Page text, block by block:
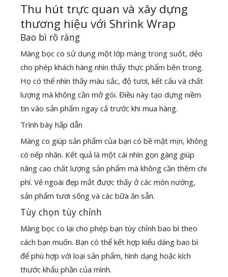
Thu hút trực quan và xây dựng
thương hiệu với Shrink Wrap
Bao bì rõ ràng
Màng bọc co sử dụng một lớp màng trong suốt, dẻo
cho phép khách hàng nhìn thấy thực phẩm bên trong.
Họ có thể nhìn thấy màu sắc, độ tươi, kết cấu và chất
lượng mà không cần mở gói. Điều này tạo dựng niềm
tin vào sản phẩm ngay cả trước khi mua hàng.
Trình bày hấp dẫn
Màng co giúp sản phẩm của bạn có bề mặt mịn, không
có nếp nhăn. Kết quả là một cái nhìn gọn gàng giúp
nâng cao chất lượng sản phẩm mà không cần thêm chi
phí. Vẻ ngoài đẹp mắt được thấy ở các món nướng,
sản phẩm tươi sống và các bữa ăn sẵn.
Tùy chọn tùy chỉnh
Màng bọc co lại cho phép bạn tùy chỉnh bao bì theo
cách bạn muốn. Bạn có thể kết hợp kiểu dáng bao bì
để phù hợp với loại sản phẩm, hình dạng hoặc kích
thước khẩu phần của mình.